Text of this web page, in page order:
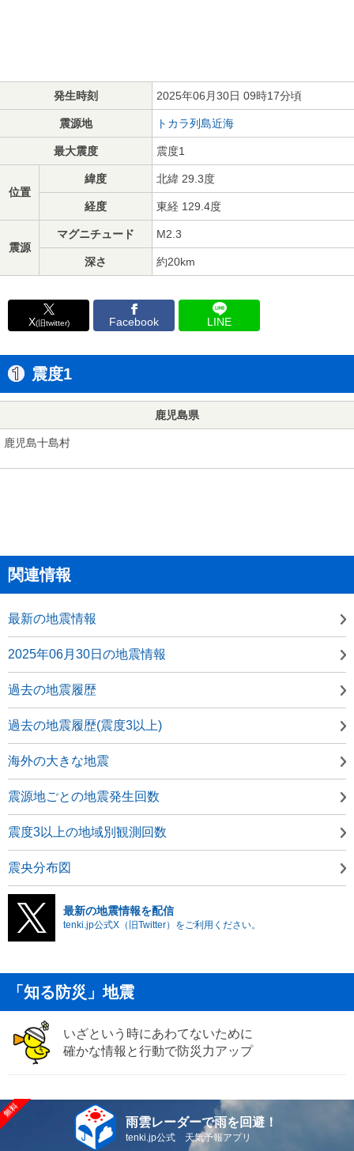
発生時刻 2025年06月30日 09時17分頃
震源地 トカラ列島近海
最大震度 震度1
位置
緯度 北緯 29.3度
経度 東経 129.4度
震源
マグニチュード M2.3
深さ 約20km
X(旧twitter) Facebook LINE
震度1
鹿児島県
鹿児島十島村
関連情報
最新の地震情報
2025年06月30日の地震情報
過去の地震履歴
過去の地震履歴(震度3以上)
海外の大きな地震
震源地ごとの地震発生回数
震度3以上の地域別観測回数
震央分布図
最新の地震情報を配信
tenki.jp公式X（旧Twitter）をご利用ください。
「知る防災」地震
いざという時にあわてないために
確かな情報と行動で防災力アップ
雨雲レーダーで雨を回避！
tenki.jp公式 天気予報アプリ